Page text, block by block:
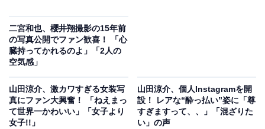
二宮和也、櫻井翔撮影の15年前
の写真公開でファン歓喜！ 「心
臓持ってかれるのよ」「2人の
空気感」
山田涼介、激カワすぎる女装写
真にファン大興奮！ 「ねえまっ
て世界一かわいい」「女子より
女子!!」
山田涼介、個人Instagramを開
設！ レアな“酔っ払い”姿に「尊
すぎますって、、」「混ざりた
い」の声